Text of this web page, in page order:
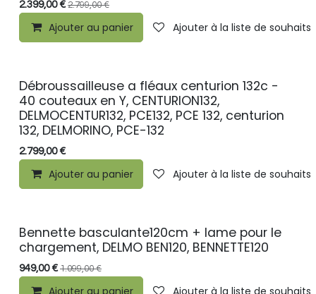
2.399,00€ 2.799,00€
Ajouter au panier Ajouter à la liste de souhaits
PROMO
Débroussailleuse a fléaux centurion 132c -
40 couteaux en Y, CENTURION132,
DELMOCENTUR132, PCE132, PCE 132, centurion
132, DELMORINO, PCE-132
2.799,00€
Ajouter au panier Ajouter à la liste de souhaits
PROMO
Bennette basculante120cm + lame pour le
chargement, DELMO BEN120, BENNETTE120
949,00€ 1.099,00€
Ajouter au panier Ajouter à la liste de souhaits